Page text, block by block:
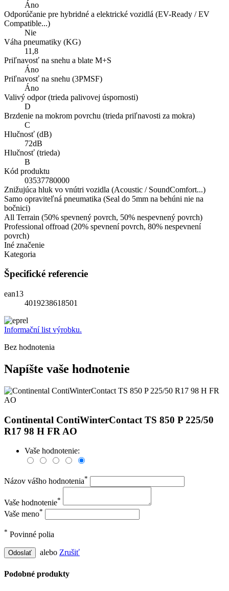
Áno
Odporúčanie pre hybridné a elektrické vozidlá (EV-Ready / EV
Compatible...)
Nie
Váha pneumatiky (KG)
11,8
Priľnavosť na snehu a blate M+S
Áno
Priľnavosť na snehu (3PMSF)
Áno
Valivý odpor (trieda palivovej úspornosti)
D
Brzdenie na mokrom povrchu (trieda priľnavosti za mokra)
C
Hlučnosť (dB)
72dB
Hlučnosť (trieda)
B
Kód produktu
03537780000
Znižujúca hluk vo vnútri vozidla (Acoustic / SoundComfort...)
Samo opraviteľná pneumatika (Seal do 5mm na behúni nie na
bočnici)
All Terrain (50% spevnený povrch, 50% nespevnený povrch)
Professional offroad (20% spevnení povrch, 80% nespevnení
povrch)
Iné značenie
Kategoria
Špecifické referencie
ean13
4019238618501
Informační list výrobku.
Bez hodnotenia
Napíšte vaše hodnotenie
Continental ContiWinterContact TS 850 P 225/50
R17 98 H FR AO
Vaše hodnotenie:
Názov vášho hodnotenia*
Vaše hodnotenie*
Vaše meno*
* Povinné polia
Odoslať alebo Zrušiť
Podobné produkty